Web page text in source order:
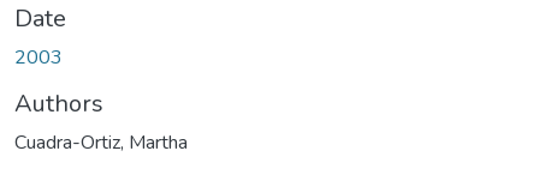
Date
2003
Authors
Cuadra-Ortiz, Martha